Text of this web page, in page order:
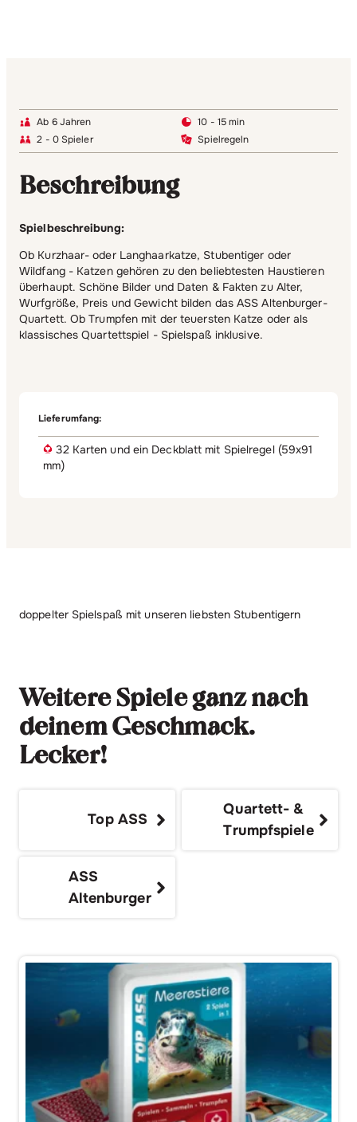
Ab 6 Jahren
10 - 15 min
2 - 0 Spieler
Spielregeln
Beschreibung
Spielbeschreibung:
Ob Kurzhaar- oder Langhaarkatze, Stubentiger oder
Wildfang - Katzen gehören zu den beliebtesten Haustieren
überhaupt. Schöne Bilder und Daten & Fakten zu Alter,
Wurfgröße, Preis und Gewicht bilden das ASS Altenburger-
Quartett. Ob Trumpfen mit der teuersten Katze oder als
klassisches Quartettspiel - Spielspaß inklusive.
Lieferumfang:
32 Karten und ein Deckblatt mit Spielregel (59x91
mm)
doppelter Spielspaß mit unseren liebsten Stubentigern
Weitere Spiele ganz nach
deinem Geschmack.
Lecker!
Top ASS
Quartett- &
Trumpfspiele
ASS
Altenburger